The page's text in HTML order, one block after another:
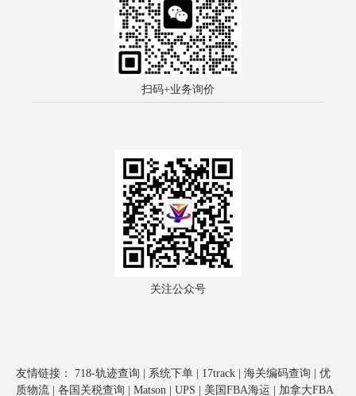
扫码+业务询价
关注公众号
友情链接： 718-轨迹查询 系统下单 17track 海关编码查询
优
质物流
各国关税查询 Matson UPS 美国FBA海运 加拿大FBA